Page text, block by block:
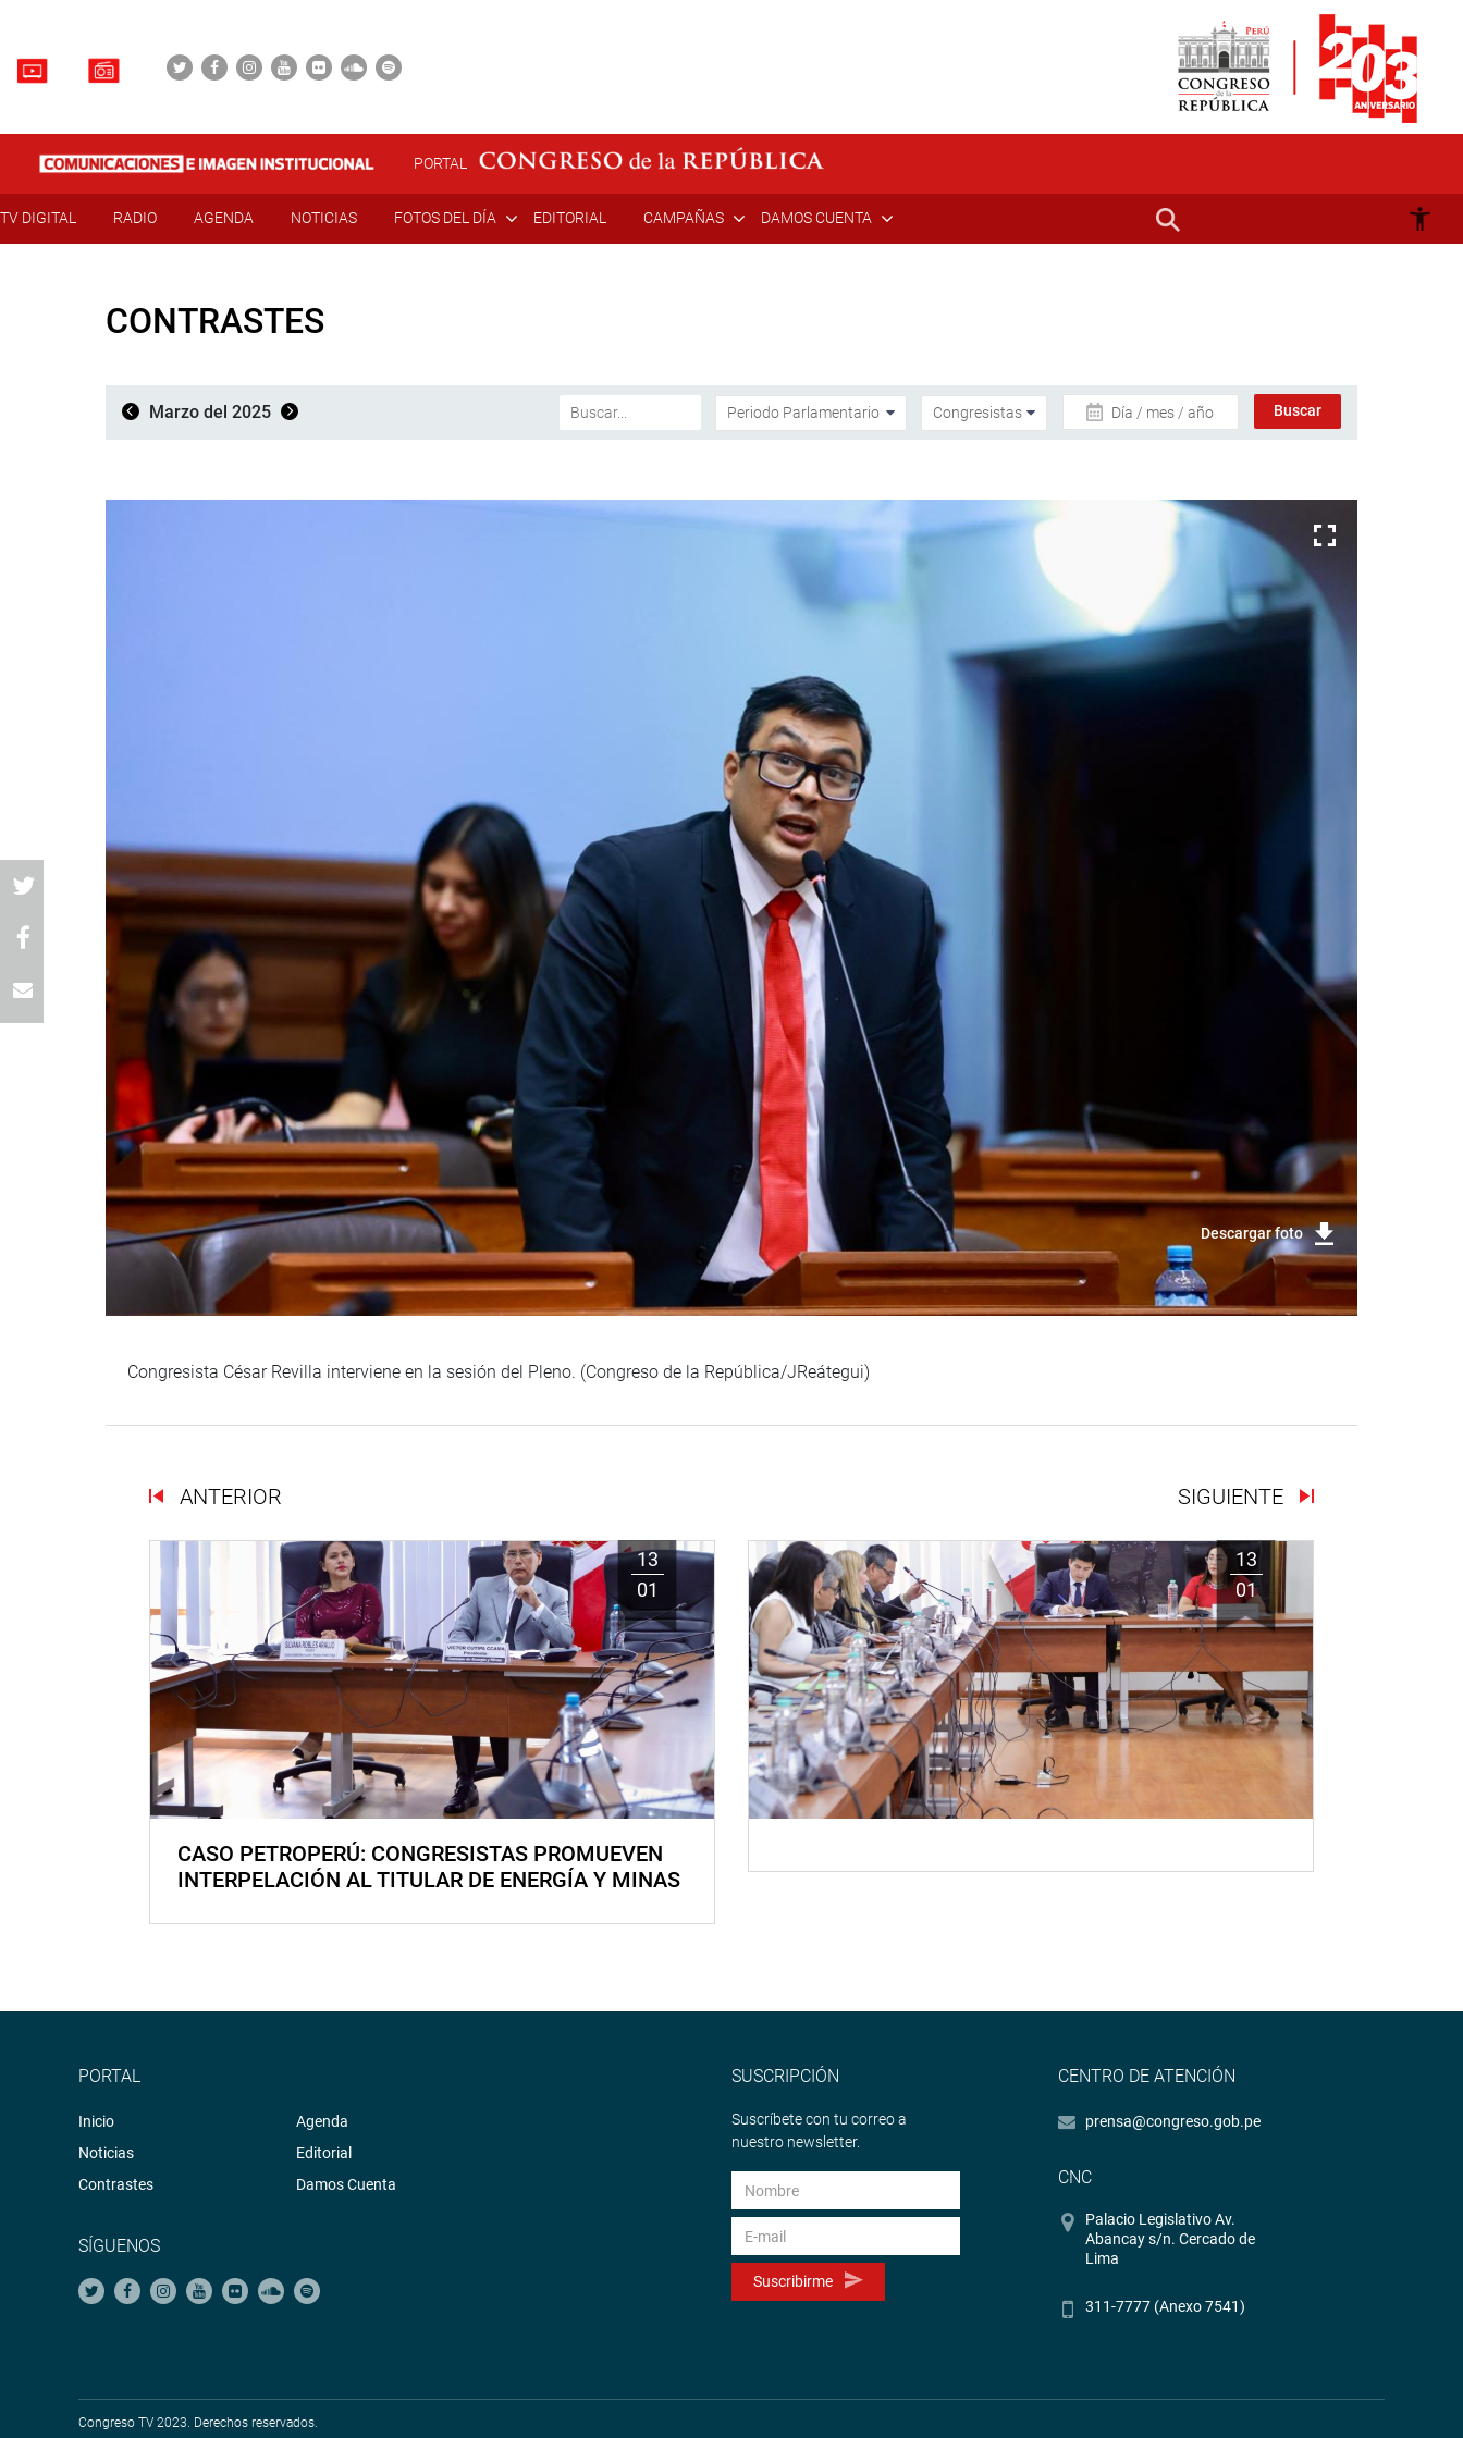
PORTAL
TV DIGITAL RADIO AGENDA NOTICIAS FOTOS DEL DÍA EDITORIAL CAMPAÑAS DAMOS CUENTA
CONTRASTES
Marzo del 2025 Día / mes / año
Descargar foto
Congresista César Revilla interviene en la sesión del Pleno. (Congreso de la República/JReátegui)
ANTERIOR SIGUIENTE
13
01
CASO PETROPERÚ: CONGRESISTAS PROMUEVEN
INTERPELACIÓN AL TITULAR DE ENERGÍA Y MINAS
13
01
PORTAL
Inicio
Noticias
Contrastes
Agenda
Editorial
Damos Cuenta
SÍGUENOS
SUSCRIPCIÓN
Suscríbete con tu correo a
nuestro newsletter.
Suscribirme
CENTRO DE ATENCIÓN
prensa@congreso.gob.pe
CNC
Palacio Legislativo Av.
Abancay s/n. Cercado de
Lima
311-7777 (Anexo 7541)
Congreso TV 2023. Derechos reservados.